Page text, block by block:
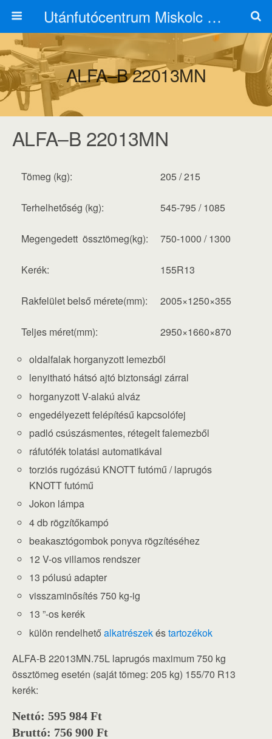
Utánfutócentrum Miskolc 06703125626
ALFA–B 22013MN
ALFA–B 22013MN
Tömeg (kg): 205 / 215
Terhelhetőség (kg): 545-795 / 1085
Megengedett össztömeg(kg): 750-1000 / 1300
Kerék: 155R13
Rakfelület belső mérete(mm): 2005×1250×355
Teljes méret(mm):
2950×1660×870
oldalfalak horganyzott lemezből
lenyitható hátsó ajtó biztonsági zárral
horganyzott V-alakú alváz
engedélyezett felépítésű kapcsolófej
padló csúszásmentes, rétegelt falemezből
ráfutófék tolatási automatikával
torziós rugózású KNOTT futómű / laprugós
KNOTT futómű
Jokon lámpa
4 db rögzítőkampó
beakasztógombok ponyva rögzítéséhez
12 V-os villamos rendszer
13 pólusú adapter
visszaminősítés 750 kg-ig
13 ”-os kerék
külön rendelhetőalkatrészekéstartozékok
ALFA-B 22013MN.75L laprugós maximum 750 kg
össztömeg esetén (saját tömeg: 205 kg) 155/70 R13
kerék:
Nettó: 595 984 Ft
Bruttó: 756 900 Ft